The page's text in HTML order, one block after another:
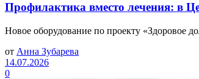
Профилактика вместо лечения: в
Новое оборудование по проекту «Здоровое
от Анна Зубарева
14.07.2026
0